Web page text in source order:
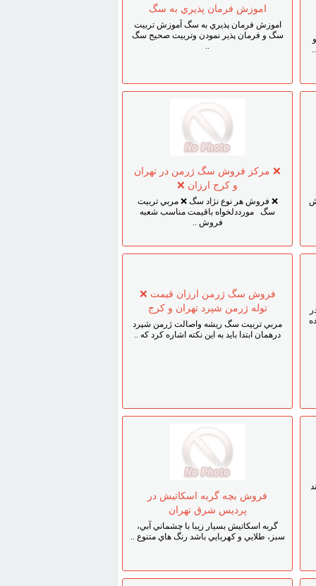
اموزش فرمان پذيري به سگ
اموزش فرمان پذيري به سگ آموزش تربيت
سگ و فرمان پذير نمودن وتربيت صحيح سگ
..
❌ مرکز فروش سگ ژرمن در تهران
و کرج ارزان ❌
❌ فروش هر نوع نژاد سگ ❌ مربي تربيت
سگ مورددلخواه باقيمت مناسب شعبه
فروش ..
فروش سگ ژرمن ارزان قيمت ❌
توله ژرمن شپرد تهران و کرج
مربي تربيت سگ ريشه واصالت ژرمن شپرد
درهمان ابتدا بايد به اين نکته اشاره کرد که ..
فروش بچه گربه اسکاتيش در
پرديس شرق تهران
گربه اسکاتيش بسيار زيبا با چشماني آبي،
سبز، طلايي و کهربايي باشد رنگ هاي متنوع ..